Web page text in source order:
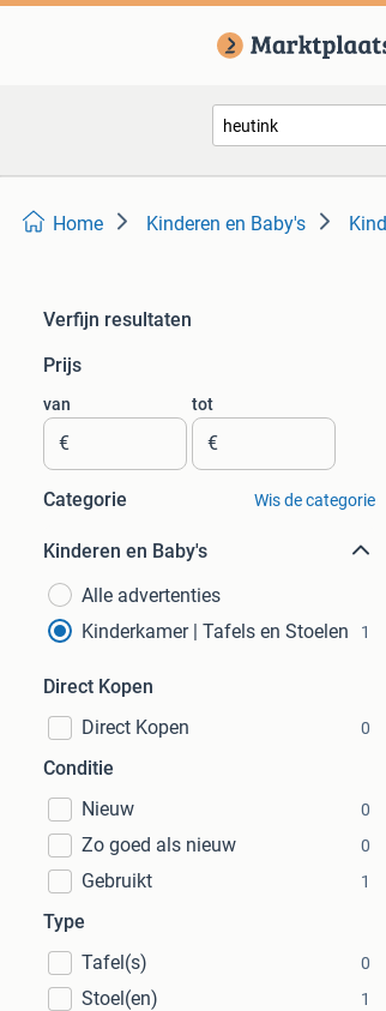
Home Kinderen en Baby's
Verfijn resultaten
Prijs
van
€
tot
€
Categorie Wis de categorie
Kinderen en Baby's
Alle advertenties
Kinderkamer | Tafels en Stoelen
1
Direct Kopen
Direct Kopen
0
Conditie
Nieuw
0
Zo goed als nieuw 0
Gebruikt 1
Type
Tafel(s)
0
Stoel(en) 1